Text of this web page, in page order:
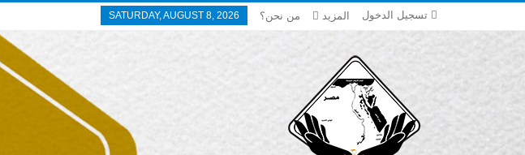
تسجيل الدخول SATURDAY, AUGUST 8, 2026 من نحن؟ المزيد